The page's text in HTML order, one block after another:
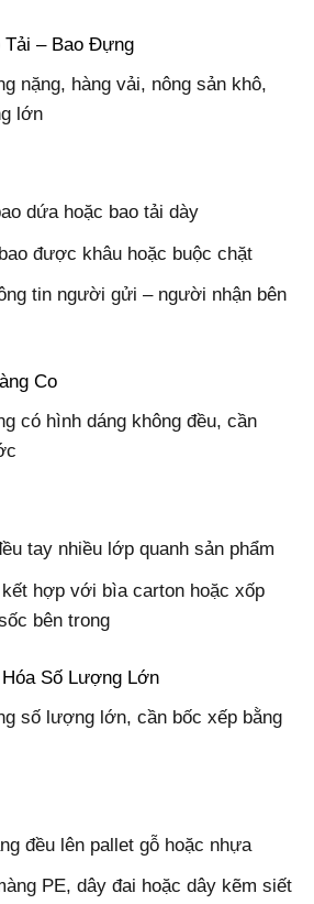
Tải – Bao Đựng
nặng, hàng vải, nông sản khô,
lớn
dứa hoặc bao tải dày
được khâu hoặc buộc chặt
tin người gửi – người nhận bên
Co
có hình dáng không đều, cần
tay nhiều lớp quanh sản phẩm
hợp với bìa carton hoặc xốp
bên trong
Số Lượng Lớn
số lượng lớn, cần bốc xếp bằng
đều lên pallet gỗ hoặc nhựa
PE, dây đai hoặc dây kẽm siết